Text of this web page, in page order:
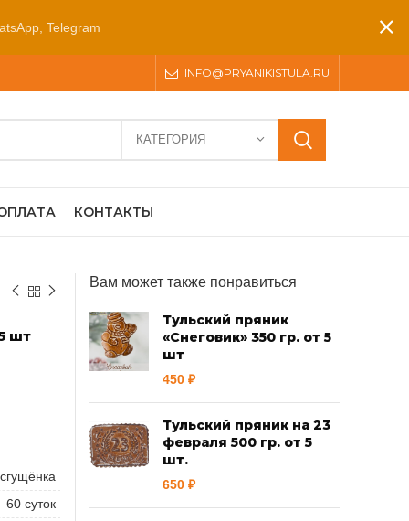
INFO@PRYANIKISTULA.RU
КАТЕГОРИЯ
КОНТАКТЫ
шт
60 суток
Вам может также понравиться
Тульский пряник
«Снеговик» 350 гр. от 5
шт
450 ₽
Тульский пряник на 23
февраля 500 гр. от 5
шт.
650 ₽
Telegram